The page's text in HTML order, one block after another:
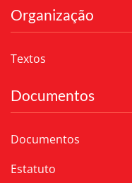
Organização
Textos
Documentos
Documentos
Estatuto